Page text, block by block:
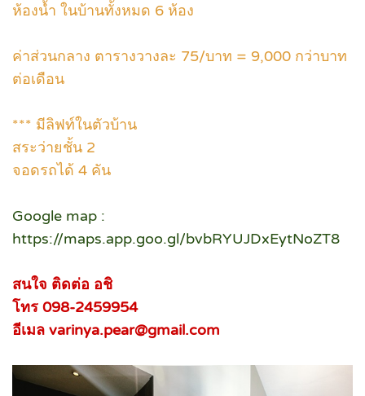
ห้องน้ำ ในบ้านทั้งหมด 6 ห้อง
ค่าส่วนกลาง ตารางวางละ 75/บาท = 9,000 กว่าบาท
ต่อเดือน
*** มีลิฟท์ในตัวบ้าน
สระว่ายชั้น 2
จอดรถได้ 4 คัน
Google map :
https://maps.app.goo.gl/bvbRYUJDxEytNoZT8
สนใจ ติดต่อ อชิ
โทร 098-2459954
อีเมล varinya.pear@gmail.com